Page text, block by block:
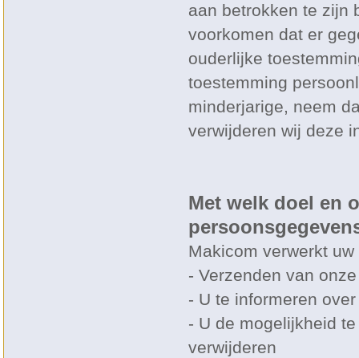
aan betrokken te zijn
voorkomen dat er
ouderlijke
toestemming
minderjarige, neem
verwijderen wij deze
Met welk doel en
Makicom verwerkt
- Verzenden van
- U te informeren
- U de mogelijkheid
verwijderen